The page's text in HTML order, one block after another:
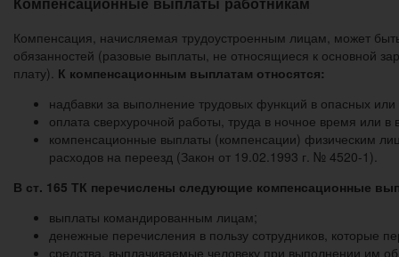
Компенсация, начисляемая трудоустроенным лицам, может
обязанностей (разовые выплаты, не относящиеся к основной
плату). К компенсационным выплатам относятся:
надбавки за выполнение трудовых функций в опасных
оплата сверхурочной работы, труда в ночное время или
компенсационные выплаты (компенсации) физическим
расходов на переезд (Закон от 19.02.1993 г. № 4520-1).
В ст. 165 ТК перечислены следующие компенсационные
выплаты командированным лицам;
денежные перечисления в пользу сотрудников, которые
средства, выплачиваемые человеку при выполнении им